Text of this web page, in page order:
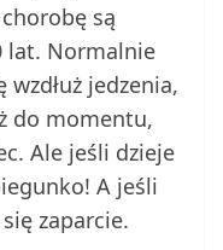
są
lat. Normalnie
jedzenia,
do momentu,
Ale jeśli dzieje
A jeśli
zaparcie.